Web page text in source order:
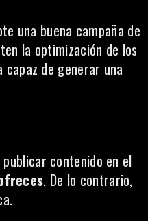
una buena campaña de
la optimización de los
de generar una
contenido en el
. De lo contrario,